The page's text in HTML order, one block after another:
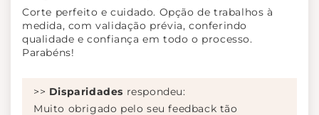
Corte perfeito e cuidado. Opção de trabalhos à
medida, com validação prévia, conferindo
qualidade e confiança em todo o processo.
Parabéns!
>> Disparidades respondeu:
Muito obrigado pelo seu feedback tão